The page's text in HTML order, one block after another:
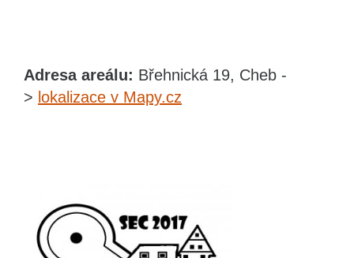
Adresa areálu: Břehnická 19, Cheb -
> lokalizace v Mapy.cz